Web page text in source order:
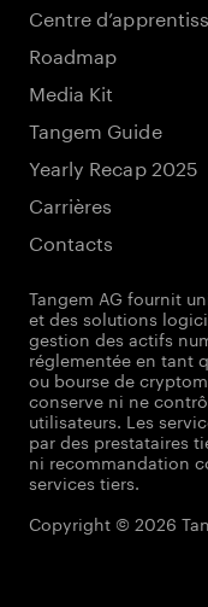
Centre
Roadmap
Media Kit
Tangem Guide
Yearly Recap 2025
Carrières
Contacts
Tangem AG fournit
et des solutions
gestion des actifs
réglementée en tant
ou bourse de
conserve ni ne
utilisateurs. Les
par des prestataires
ni recommandation
services tiers.